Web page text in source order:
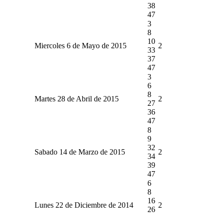
38
47
Miercoles 6 de Mayo de 2015
3
8
10
33
37
47
2
Martes 28 de Abril de 2015
3
6
8
27
36
47
2
Sabado 14 de Marzo de 2015
8
9
32
34
39
47
2
Lunes 22 de Diciembre de 2014
6
8
16
26
2